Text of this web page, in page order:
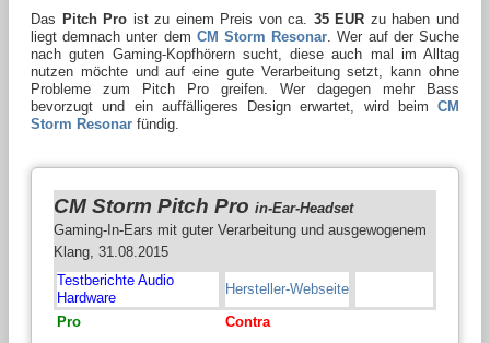
Das Pitch Pro ist zu einem Preis von ca. 35 EUR zu haben und
liegt demnach unter dem CM Storm Resonar . Wer auf der Suche
nach guten Gaming-Kopfhörern sucht, diese auch mal im Alltag
nutzen möchte und auf eine gute Verarbeitung setzt, kann ohne
Probleme zum Pitch Pro greifen. Wer dagegen mehr Bass
bevorzugt und ein auffälligeres Design erwartet, wird beim CM
Storm Resonar fündig.
CM Storm Pitch Pro in-Ear-Headset
Gaming-In-Ears mit guter Verarbeitung und ausgewogenem
Klang, 31.08.2015
Testberichte Audio
Hardware
Hersteller-Webseite
Pro
Contra